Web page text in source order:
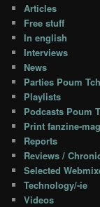
Articles
Free stuff
In english
Interviews
News
Parties Poum
Playlists
Podcasts Poum
Print fanzine-
Reports
Reviews /
Selected
Technology/-ie
Videos